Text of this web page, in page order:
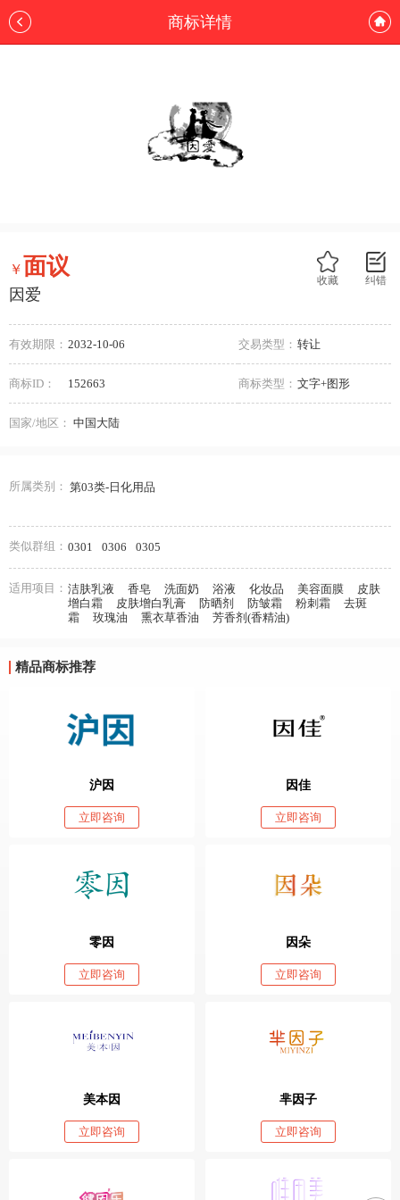
商标详情
纠错
收藏
￥面议
因爱
有效期限： 2032-10-06 交易类型： 转让
商标ID： 152663 商标类型： 文字+图形
国家/地区： 中国大陆
所属类别： 第03类-日化用品
类似群组： 0301 0306 0305
适用项目： 洁肤乳液 香皂 洗面奶 浴液 化妆品 美容面膜
皮肤
增白霜
皮肤增白乳膏 防晒剂 防皱霜 粉刺霜
去斑
霜
玫瑰油 熏衣草香油 芳香剂(香精油)
精品商标推荐
沪因
立即咨询
因佳
立即咨询
零因
立即咨询
因朵
立即咨询
美本因
立即咨询
芈因子
立即咨询